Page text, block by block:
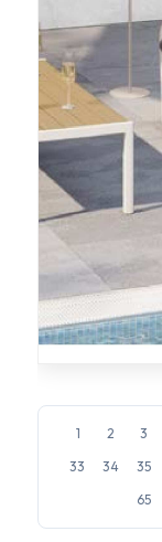
1 2 3
33
34 35
65